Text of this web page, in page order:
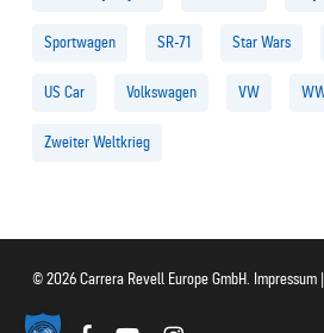
Sportwagen SR-71 Star Wars
US Car Volkswagen VW
Zweiter Weltkrieg
© 2026 Carrera Revell Europe GmbH. Impressum